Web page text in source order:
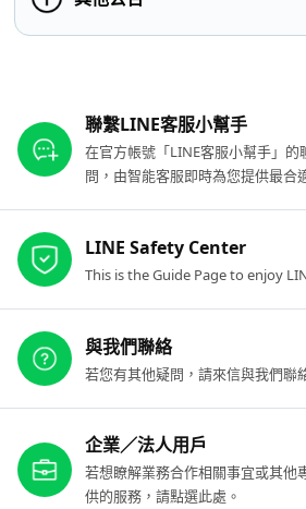
聯繫LINE客服小幫手
在官方帳號「LINE客服小幫手」的
問，由智能客服即時為您提供最合
LINE Safety Center
This is the Guide Page to enjoy
與我們聯絡
若您有其他疑問，請來信與我們聯
企業／法人用戶
若想瞭解業務合作相關事宜或其他
供的服務，請點選此處。